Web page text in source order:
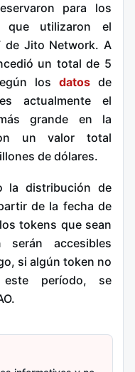
para los
que utilizaron el
de Jito Network. A
un total de 5
losdatos de
actualmente el
grande en la
un valor total
de dólares.
la distribución de
de la fecha de
tokens que sean
serán accesibles
si algún token no
período, se